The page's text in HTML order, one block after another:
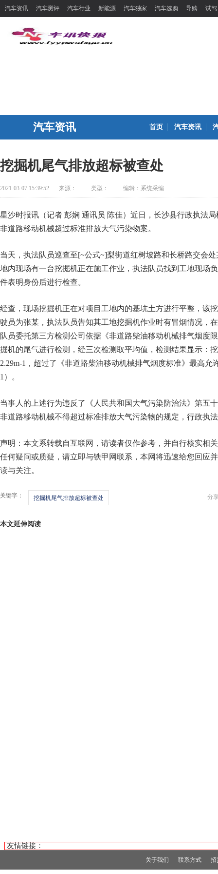
汽车资讯 汽车测评 汽车行业 新能源 汽车独家 汽车选购 导购 试驾
汽车资讯 首页 汽车资讯
挖掘机尾气排放超标被查处
2021-03-07 15:39:52 来源： 类型： 编辑：系统采编
星沙时报讯（记者 彭娴 通讯员 陈佳）近日，长沙县行政执法
非道路移动机械超过标准排放大气污染物案。
当天，执法队员巡查至[~公式~]梨街道红树坡路和长桥路交会
地内现场有一台挖掘机正在施工作业，执法队员找到工地现场
件表明身份后进行检查。
经查，现场挖掘机正在对项目工地内的基坑土方进行平整，该
驶员为张某，执法队员告知其工地挖掘机作业时有冒烟情况，
队员委托第三方检测公司依据《非道路柴油移动机械排气烟度
掘机的尾气进行检测，经三次检测取平均值，检测结果显示：
2.29m-1，超过了《非道路柴油移动机械排气烟度标准》最高允
1）。
当事人的上述行为违反了《人民共和国大气污染防治法》第五
非道路移动机械不得超过标准排放大气污染物的规定，行政执
声明：本文系转载自互联网，请读者仅作参考，并自行核实相
任何疑问或质疑，请立即与铁甲网联系，本网将迅速给您回应
读与关注。
分
关键字： 挖掘机尾气排放超标被查处
本文延伸阅读
友情链接：
关于我们 联系方式 招